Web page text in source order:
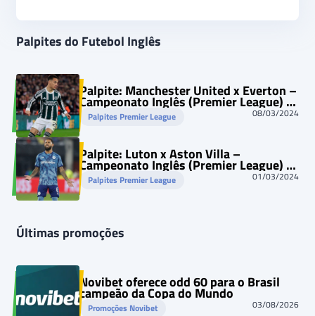
Palpites do Futebol Inglês
Palpite: Manchester United x Everton –
Campeonato Inglês (Premier League) –
09/03/2024
Palpites Premier League 08/03/2024
Palpite: Luton x Aston Villa –
Campeonato Inglês (Premier League) –
02/03/2024
Palpites Premier League 01/03/2024
Últimas promoções
Novibet oferece odd 60 para o Brasil
campeão da Copa do Mundo
Promoções Novibet 03/08/2026